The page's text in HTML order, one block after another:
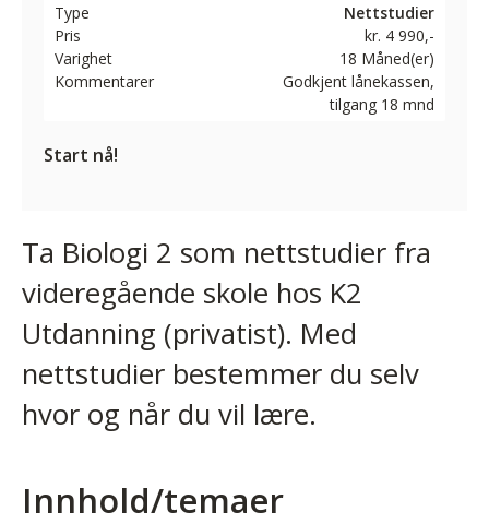
Type
Nettstudier
Pris
kr. 4 990,-
Varighet
18 Måned(er)
Kommentarer
Godkjent lånekassen,
tilgang 18 mnd
Start nå!
Ta Biologi 2 som nettstudier fra
videregående skole hos K2
Utdanning (privatist). Med
nettstudier bestemmer du selv
hvor og når du vil lære.
Innhold/temaer